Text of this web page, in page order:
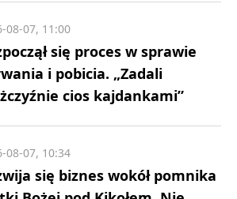
się proces w sprawie
i pobicia. „Zadali
cios kajdankami”
08-07, 11:00
się biznes wokół pomnika
08-07, 10:34